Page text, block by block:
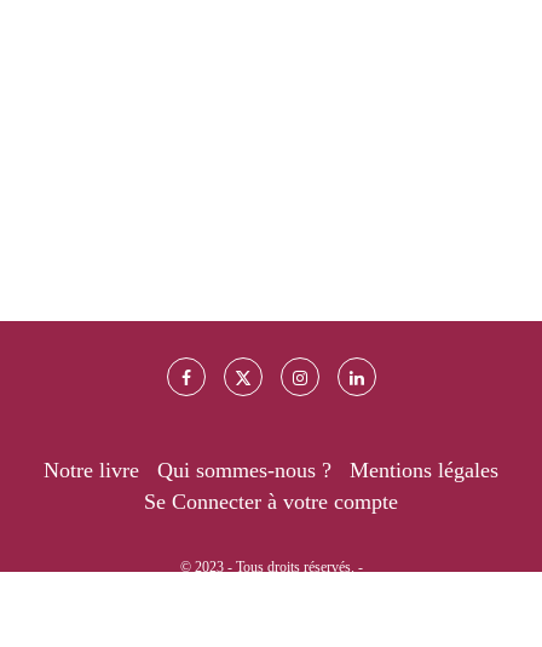
Notre livre Qui sommes-nous ?
Mentions légales
Se Connecter à votre compte
© 2023 - Tous droits réservés. -